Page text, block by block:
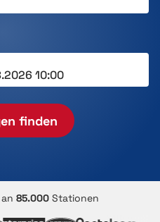
finden
85.000 Stationen